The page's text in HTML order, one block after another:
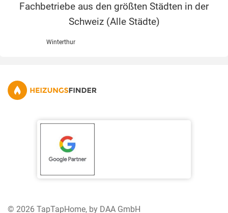
Fachbetriebe aus den größten Städten in der
Schweiz (Alle Städte)
Winterthur
© 2026 TapTapHome, by DAA GmbH